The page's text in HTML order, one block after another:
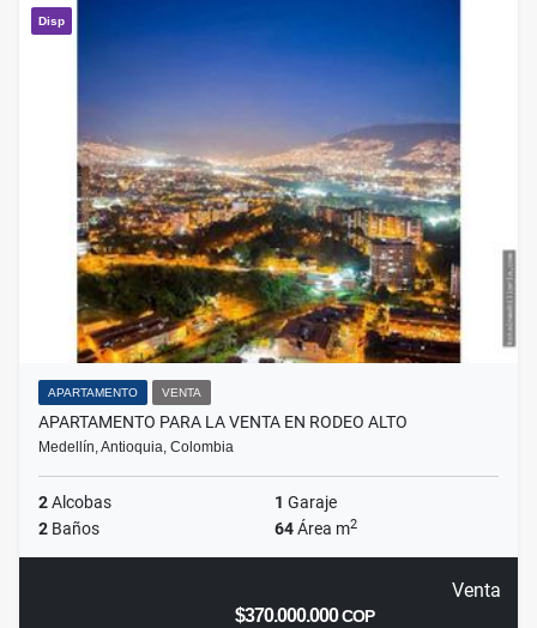
Disp
APARTAMENTO VENTA
APARTAMENTO PARA LA VENTA EN RODEO ALTO
Medellín, Antioquia, Colombia
2Alcobas 1 Garaje
2 Baños 64Área m2
Venta
$370.000.000COP